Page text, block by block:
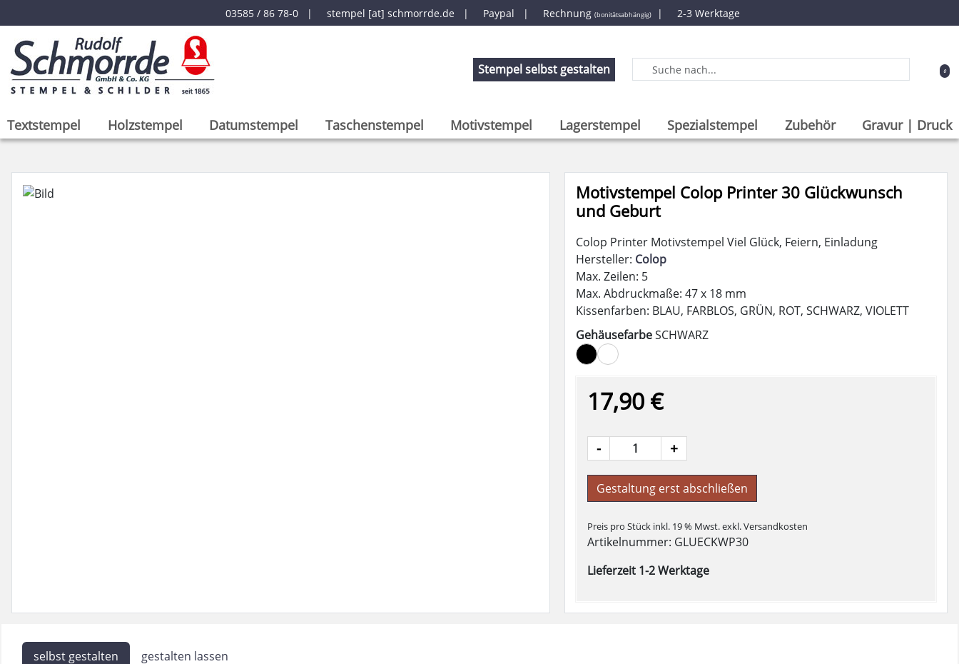
03585 / 86 78-0 | stempel [at] schmorrde.de | Paypal | Rechnung (bonitätsabhängig)| 2-3 Werktage
Stempel selbst gestalten 0
Textstempel Holzstempel Datumstempel Taschenstempel Motivstempel Lagerstempel Spezialstempel Zubehör Gravur | Druck
Motivstempel Colop Printer 30 Glückwunsch
und Geburt
Colop Printer Motivstempel Viel Glück, Feiern, Einladung
Hersteller: Colop
Max. Zeilen: 5
Max. Abdruckmaße: 47 x 18 mm
Kissenfarben: BLAU, FARBLOS, GRÜN, ROT, SCHWARZ, VIOLETT
GehäusefarbeSCHWARZ
17,90 €
- +
Gestaltung erst abschließen
Preis pro Stück inkl. 19 % Mwst.exkl. Versandkosten
Artikelnummer: GLUECKWP30
Lieferzeit 1-2 Werktage
selbst gestalten gestalten lassen